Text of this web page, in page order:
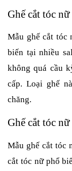
Ghế cắt tóc
Mẫu ghế cắt tóc
biến tại nhiều
không quá cầu
cấp. Loại ghế
chăng.
Ghế cắt tóc
Mẫu ghế cắt tóc
cắt tóc nữ phổ